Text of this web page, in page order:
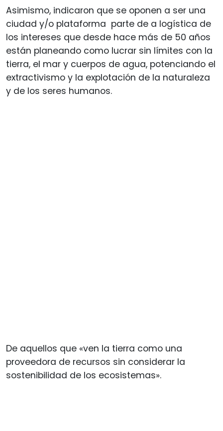
Asimismo, indicaron que se oponen a ser una
ciudad y/o plataforma parte de a logística de
los intereses que desde hace más de 50 años
están planeando como lucrar sin límites con la
tierra, el mar y cuerpos de agua, potenciando el
extractivismo y la explotación de la naturaleza
y de los seres humanos.
De aquellos que «ven la tierra como una
proveedora de recursos sin considerar la
sostenibilidad de los ecosistemas».